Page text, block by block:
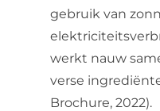
gebruik van
werkt nauw
verse
Brochure, 2022).